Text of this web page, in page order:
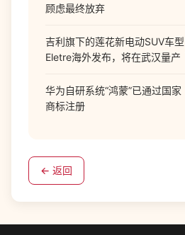
顾虑最终放弃
吉利旗下的莲花新电动SUV车型
Eletre海外发布，将在武汉量产
华为自研系统“鸿蒙”已通过国家
商标注册
← 返回